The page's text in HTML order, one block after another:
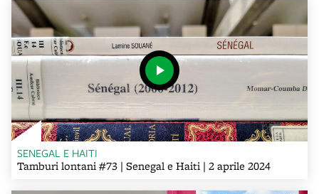
SENEGAL E HAITI
Tamburi lontani #73 | Senegal e Haiti | 2 aprile 2024